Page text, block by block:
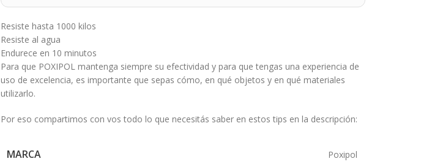
Resiste hasta 1000 kilos
Resiste al agua
Endurece en 10 minutos
Para que POXIPOL mantenga siempre su efectividad y para que tengas una experiencia de
uso de excelencia, es importante que sepas cómo, en qué objetos y en qué materiales
utilizarlo.
Por eso compartimos con vos todo lo que necesitás saber en estos tips en la descripción:
MARCA Poxipol